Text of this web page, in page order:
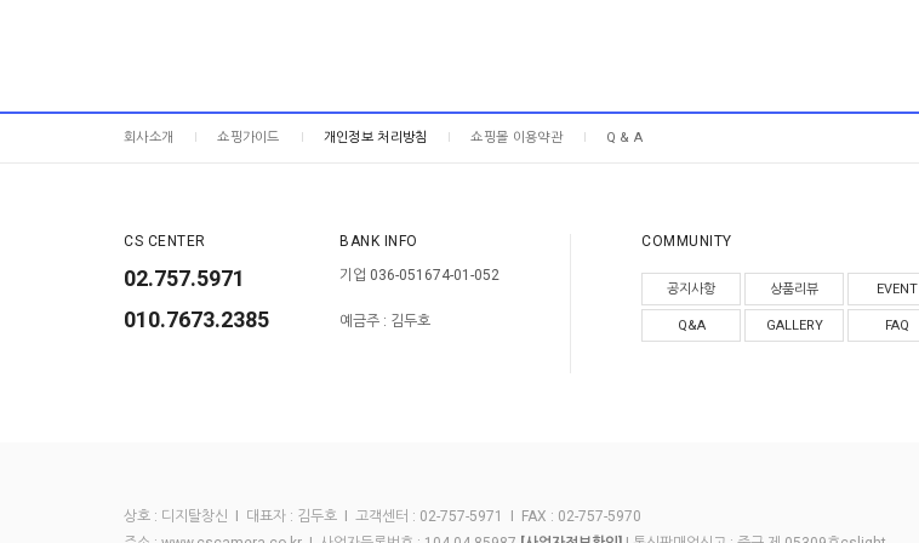
회사소개 쇼핑가이드 개인정보 처리방침 쇼핑몰 이용약관 Q & A
CS CENTER
02.757.5971
010.7673.2385
BANK INFO
기업 036-051674-01-052
예금주 : 김두호
COMMUNITY
공지사항 상품리뷰 EVENT
Q&A GALLERY FAQ
상호 : 디지탈창신 I 대표자 : 김두호 I 고객센터 : 02-757-5971 I FAX : 02-757-5970